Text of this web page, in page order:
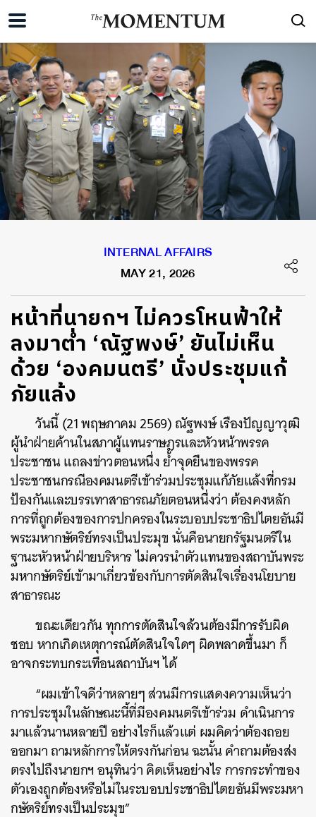
INTERNAL AFFAIRS
MAY 21, 2026
หน้าที่นายกฯ ไม่ควรโหนฟ้าให้
ลงมาต่ำ ‘ณัฐพงษ์’ ยันไม่เห็น
ด้วย ‘องคมนตรี’ นั่งประชุมแก้
ภัยแล้ง
วันนี้ (21พฤษภาคม2569)ณัฐพงษ์ เรืองปัญญาวุฒิ
ผู้นำฝ่ายค้านในสภาผู้แทนราษฎรและหัวหน้าพรรค
ประชาชน แถลงข่าวตอนหนึ่ง ย้ำจุดยืนของพรรค
ประชาชนกรณีองคมนตรีเข้าร่วมประชุมแก้ภัยแล้งที่กรม
ป้องกันและบรรเทาสาธารณภัยตอนหนึ่งว่า ต้องคงหลัก
การที่ถูกต้องของการปกครองในระบอบประชาธิปไตยอันมี
พระมหากษัตริย์ทรงเป็นประมุข นั่นคือนายกรัฐมนตรีใน
ฐานะหัวหน้าฝ่ายบริหาร ไม่ควรนำตัวแทนของสถาบันพระ
มหากษัตริย์เข้ามาเกี่ยวข้องกับการตัดสินใจเรื่องนโยบาย
สาธารณะ
ขณะเดียวกัน ทุกการตัดสินใจล้วนต้องมีการรับผิด
ชอบ หากเกิดเหตุการณ์ตัดสินใจใดๆ ผิดพลาดขึ้นมา ก็
อาจกระทบกระเทือนสถาบันฯ ได้
“ผมเข้าใจดีว่าหลายๆ ส่วนมีการแสดงความเห็นว่า
การประชุมในลักษณะนี้ที่มีองคมนตรีเข้าร่วม ดำเนินการ
มาแล้วนานหลายปี อย่างไรก็แล้วแต่ ผมคิดว่าต้องถอย
ออกมา ถามหลักการให้ตรงกันก่อน ฉะนั้น คำถามต้องส่ง
ตรงไปถึงนายกฯ อนุทินว่า คิดเห็นอย่างไร การกระทำของ
ตัวเองถูกต้องหรือไม่ในระบอบประชาธิปไตยอันมีพระมหา
กษัตริย์ทรงเป็นประมุข”